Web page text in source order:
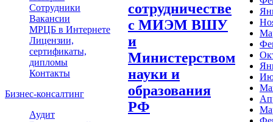
Сотрудники
Вакансии
МРЦБ в Интернете
Лицензии,
сертификаты,
дипломы
Контакты
Бизнес-консалтинг
Аудит
сотрудничестве
с МИЭМ ВШУ
и
Министерством
науки и
образования
РФ